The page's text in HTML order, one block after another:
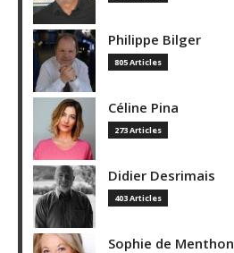
Philippe Bilger
805 Articles
Céline Pina
273 Articles
Didier Desrimais
403 Articles
Sophie de Menthon